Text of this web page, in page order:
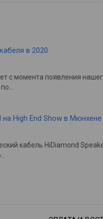
в 2020
с момента появления
High End Show в Мюнхене
кабель HiDiamond